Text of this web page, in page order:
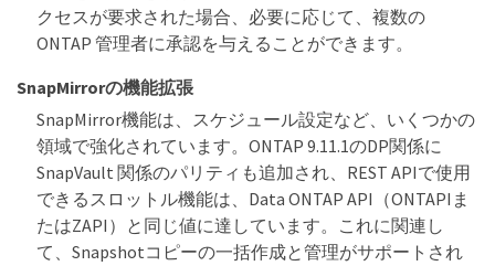
クセスが要求された場合、必要に応じて、複数の
ONTAP 管理者に承認を与えることができます。
SnapMirrorの機能拡張
SnapMirror機能は、スケジュール設定など、いくつかの
領域で強化されています。ONTAP 9.11.1のDP関係に
SnapVault 関係のパリティも追加され、REST APIで使用
できるスロットル機能は、Data ONTAP API（ONTAPIま
たはZAPI）と同じ値に達しています。これに関連し
て、Snapshotコピーの一括作成と管理がサポートされ